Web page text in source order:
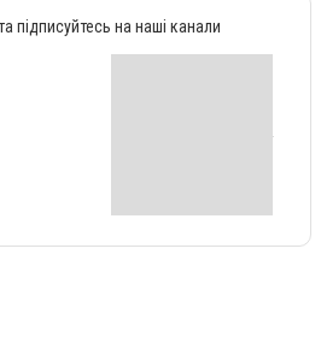
підписуйтесь на наші канали